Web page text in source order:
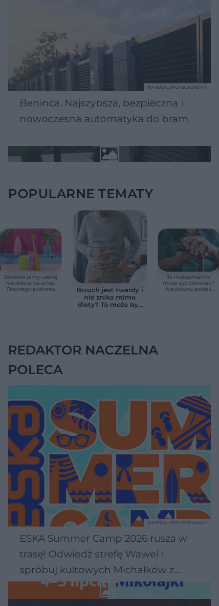
Beninca. Najszybsza, bezpieczna i
nowoczesna automatyka do bram
MATERIAŁ SPONSOROWANY
POPULARNE TEMATY
Zdrowie jamy ustnej
nie jedzie na urlop.
Dlaczego podczas
Brzuch jest twardy i
nie znika mimo
diety? To może być
Ile maksymalnie
może żyć człowiek?
Naukowcy podali
REDAKTOR NACZELNA
POLECA
ESKA Summer Camp 2026 rusza w
trasę! Odwiedź strefę Wawel i
spróbuj kultowych Michałków z
Wawelu
MATERIAŁ SPONSOROWANY